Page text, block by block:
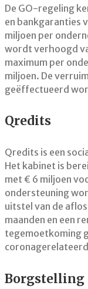
De GO-regeling
en bankgaranties
miljoen per
wordt verhoogd
maximum per
miljoen. De
geëffectueerd
Qredits
Qredits is een
Het kabinet is
met € 6 miljoen
ondersteuning
uitstel van de
maanden en een
tegemoetkoming
Borgstelling